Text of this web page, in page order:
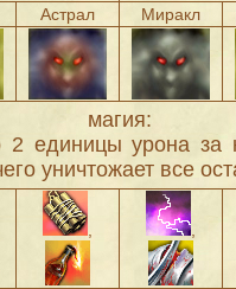
Астрал Миракл
магия:
2 единицы урона
уничтожает все